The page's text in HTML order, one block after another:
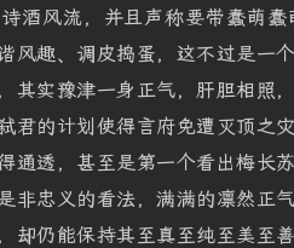
酒风流，并且声称要带蠢萌
风趣、调皮捣蛋，这不过是一
其实豫津一身正气，肝胆相照
君的计划使得言府免遭灭顶之
通透，甚至是第一个看出梅长
非忠义的看法，满满的凛然正
却仍能保持其至真至纯至美至